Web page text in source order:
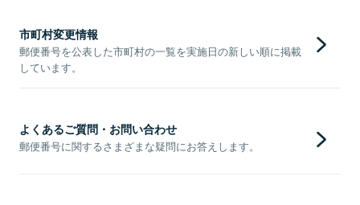
市町村変更情報
郵便番号を公表した市町村の一覧を実施日の新しい順に掲載
しています。
よくあるご質問・お問い合わせ
郵便番号に関するさまざまな疑問にお答えします。